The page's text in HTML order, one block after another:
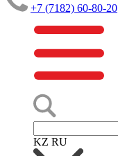
+7 (7182) 60-80-20
KZ RU